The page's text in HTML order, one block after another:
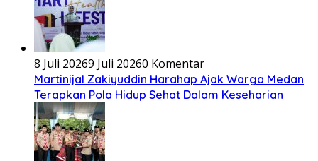
8 Juli 20269 Juli 20260 Komentar
Martinijal Zakiyuddin Harahap Ajak Warga Medan
Terapkan Pola Hidup Sehat Dalam Keseharian